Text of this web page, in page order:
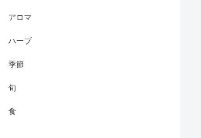
アロマ
ハーブ
季節
旬
食